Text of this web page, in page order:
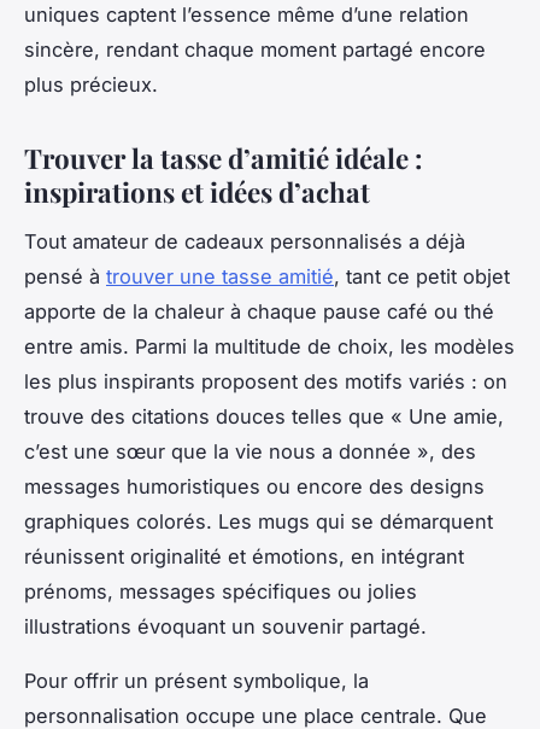
uniques captent l’essence même d’une relation
sincère, rendant chaque moment partagé encore
plus précieux.
Trouver la tasse d’amitié idéale :
inspirations et idées d’achat
Tout amateur de cadeaux personnalisés a déjà
pensé à trouver une tasse amitié, tant ce petit objet
apporte de la chaleur à chaque pause café ou thé
entre amis. Parmi la multitude de choix, les modèles
les plus inspirants proposent des motifs variés : on
trouve des citations douces telles que « Une amie,
c’est une sœur que la vie nous a donnée », des
messages humoristiques ou encore des designs
graphiques colorés. Les mugs qui se démarquent
réunissent originalité et émotions, en intégrant
prénoms, messages spécifiques ou jolies
illustrations évoquant un souvenir partagé.
Pour offrir un présent symbolique, la
personnalisation occupe une place centrale. Que